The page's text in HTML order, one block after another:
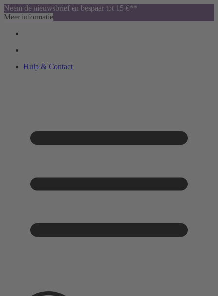
Neem de nieuwsbrief en bespaar tot 15 €**
Meer informatie
Hulp & Contact